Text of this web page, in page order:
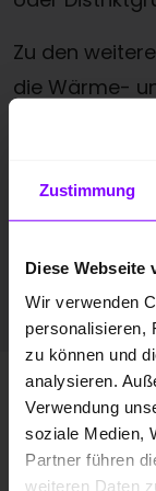
Zustimmung
Diese Webseite
Wir verwenden
personalisieren,
zu können und
analysieren.
Verwendung
soziale Medien,
Partner führen
weiteren Daten
Zu den
die Wärme-
sowie die
Exklusivität
Edition One
Audi SQ5:
Was ist der